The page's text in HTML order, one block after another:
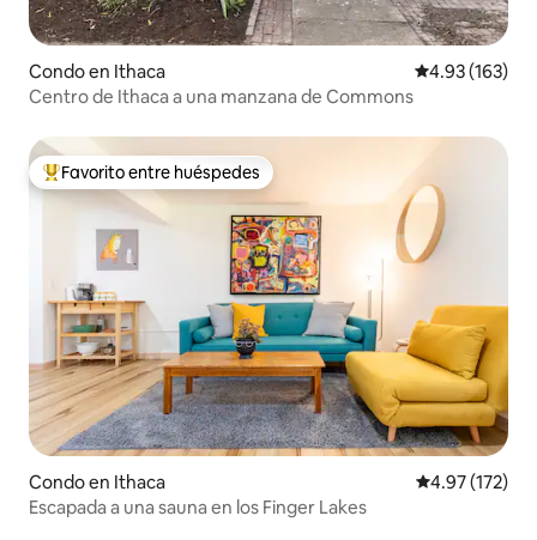
Condo en Ithaca Calificación
4.93 (163)
Centro de Ithaca a una manzana de Commons
Favorito entre huéspedes preferido
Favorito entre huéspedes
Condo en Ithaca Calificación
4.97 (172)
Escapada a una sauna en los Finger Lakes